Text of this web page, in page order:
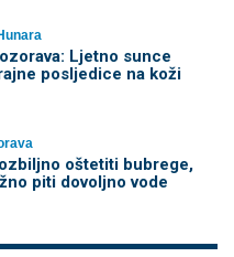
Ljetno sunce
posljedice na koži
oštetiti bubrege,
piti dovoljno vode